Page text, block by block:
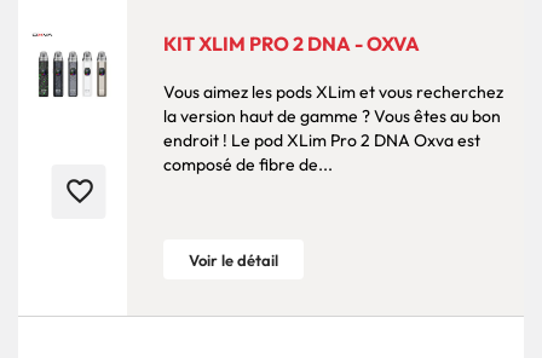
favorite_border
KIT XLIM PRO 2 DNA - OXVA
Vous aimez les pods XLim et vous recherchez
la version haut de gamme ? Vous êtes au bon
endroit ! Le pod XLim Pro 2 DNA Oxva est
composé de fibre de...
Voir le détail